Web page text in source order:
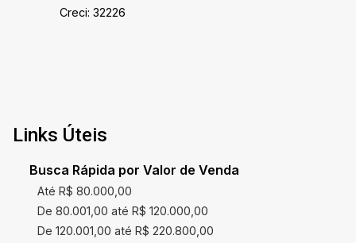
Creci: 32226
Links Úteis
Busca Rápida por Valor de Venda
Até R$ 80.000,00
De 80.001,00 até R$ 120.000,00
De 120.001,00 até R$ 220.800,00